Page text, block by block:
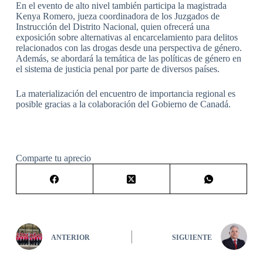
En el evento de alto nivel también participa la magistrada
Kenya Romero, jueza coordinadora de los Juzgados de
Instrucción del Distrito Nacional, quien ofrecerá una
exposición sobre alternativas al encarcelamiento para delitos
relacionados con las drogas desde una perspectiva de género.
Además, se abordará la temática de las políticas de género en
el sistema de justicia penal por parte de diversos países.
La materialización del encuentro de importancia regional es
posible gracias a la colaboración del Gobierno de Canadá.
Comparte tu aprecio
ANTERIOR SIGUIENTE